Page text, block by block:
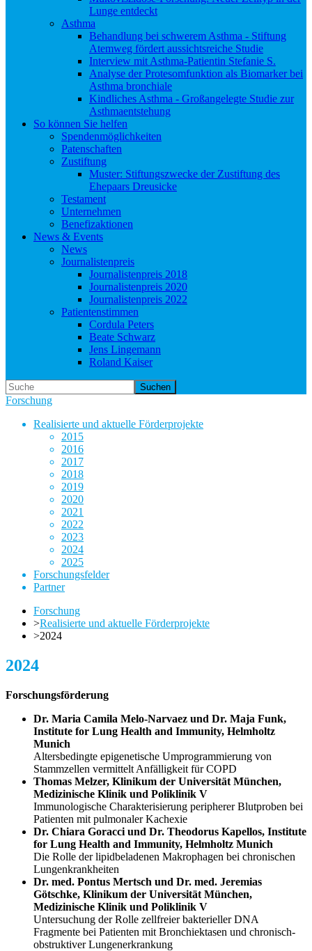
Lunge entdeckt
Asthma
Behandlung bei schwerem Asthma - Stiftung
Atemweg fördert aussichtsreiche Studie
Interview mit Asthma-Patientin Stefanie S.
Analyse der Protesomfunktion als Biomarker bei
Asthma bronchiale
Kindliches Asthma - Großangelegte Studie zur
Asthmaentstehung
So können Sie helfen
Spendenmöglichkeiten
Patenschaften
Zustiftung
Muster: Stiftungszwecke der Zustiftung des
Ehepaars Dreusicke
Testament
Unternehmen
Benefizaktionen
News & Events
News
Journalistenpreis
Journalistenpreis 2018
Journalistenpreis 2020
Journalistenpreis 2022
Patientenstimmen
Cordula Peters
Beate Schwarz
Jens Lingemann
Roland Kaiser
Suchen
Forschung
Realisierte und aktuelle Förderprojekte
2015
2016
2017
2018
2019
2020
2021
2022
2023
2024
2025
Forschungsfelder
Partner
Forschung
>Realisierte und aktuelle Förderprojekte
>2024
2024
Forschungsförderung
Dr. Maria Camila Melo-Narvaez und Dr. Maja Funk,
Institute for Lung Health and Immunity, Helmholtz
Munich
Altersbedingte epigenetische Umprogrammierung von
Stammzellen vermittelt Anfälligkeit für COPD
Thomas Melzer, Klinikum der Universität München,
Medizinische Klinik und Poliklinik V
Immunologische Charakterisierung peripherer Blutproben bei
Patienten mit pulmonaler Kachexie
Dr. Chiara Goracci und Dr. Theodorus Kapellos, Institute
for Lung Health and Immunity, Helmholtz Munich
Die Rolle der lipidbeladenen Makrophagen bei chronischen
Lungenkrankheiten
Dr. med. Pontus Mertsch und Dr. med. Jeremias
Götschke, Klinikum der Universität München,
Medizinische Klinik und Poliklinik V
Untersuchung der Rolle zellfreier bakterieller DNA
Fragmente bei Patienten mit Bronchiektasen und chronisch-
obstruktiver Lungenerkrankung